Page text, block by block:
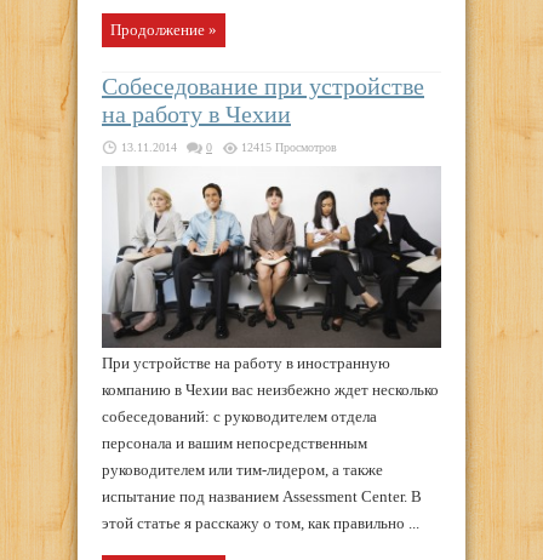
Продолжение »
Собеседование при устройстве
на работу в Чехии
13.11.2014 0 12415 Просмотров
При устройстве на работу в иностранную
компанию в Чехии вас неизбежно ждет несколько
собеседований: с руководителем отдела
персонала и вашим непосредственным
руководителем или тим-лидером, а также
испытание под названием Assessment Center. В
этой статье я расскажу о том, как правильно ...